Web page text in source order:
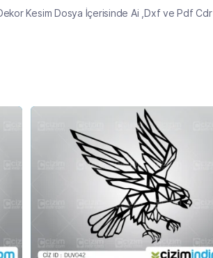
Kesim Dosya İçerisinde Ai ,Dxf ve Pdf Cdr